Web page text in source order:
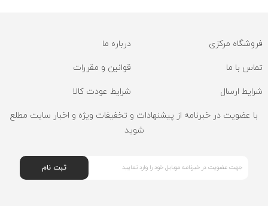
فروشگاه مرکزی درباره ما
تماس با ما قوانین و مقررات
شرایط ارسال شرایط عودت کالا
با عضویت در خبرنامه از پیشنهادات و تخفیفات ویژه و اخبار سایت مطلع
شوید
ثبت نام